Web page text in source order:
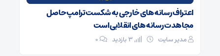
اعتراف رسانه‌های خارجی به شکست ترامپ حاصل
مجاهدت رسانه‌های انقلابی است
مدیر سایت ۰